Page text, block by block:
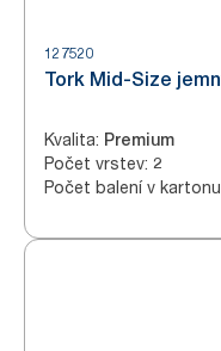
127520
Tork Mid-Size
Kvalita: Premium
Počet vrstev: 2
Počet balení v kartonu